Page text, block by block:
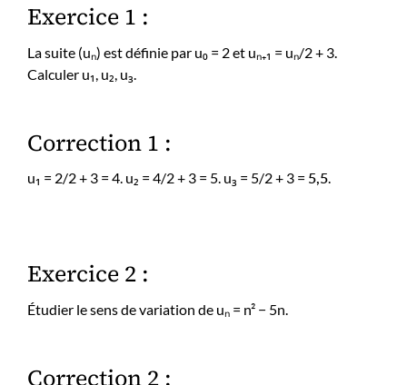
Exercice 1 :
La suite (uₙ) est définie par u₀ = 2 et uₙ₊₁ = uₙ/2 + 3.
Calculer u₁, u₂, u₃.
Correction 1 :
u₁ = 2/2 + 3 = 4. u₂ = 4/2 + 3 = 5. u₃ = 5/2 + 3 = 5,5.
Exercice 2 :
Étudier le sens de variation de uₙ = n² − 5n.
Correction 2 :